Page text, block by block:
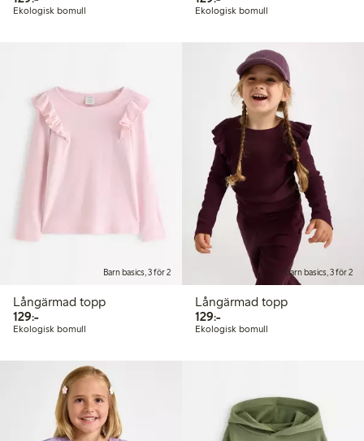
Ekologisk bomull Ekologisk bomull
Barn basics, 3 för 2
Långärmad topp
129:-129,00 kr
Ekologisk bomull
Barn basics, 3 för 2
Långärmad topp
129:-129,00 kr
Ekologisk bomull